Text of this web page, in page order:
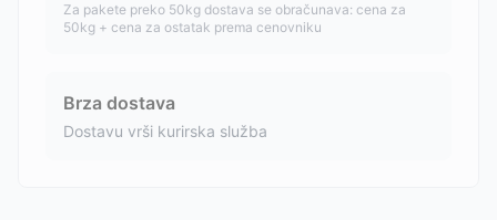
Za pakete preko 50kg dostava se obračunava: cena za
50kg + cena za ostatak prema cenovniku
Brza dostava
Dostavu vrši kurirska služba